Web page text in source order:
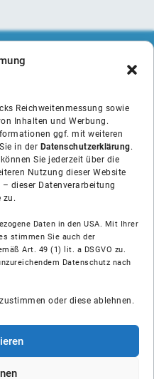
Reichweitenmessung sowie
Inhalten und Werbung.
ggf. mit weiteren
in der Datenschutzerklärung.
Sie jederzeit über die
Nutzung dieser Website
dieser Datenverarbeitung
zu.
Daten in den USA. Mit Ihrer
stimmen Sie auch der
Art. 49 (1) lit. a DSGVO zu.
Datenschutz nach
oder diese ablehnen.